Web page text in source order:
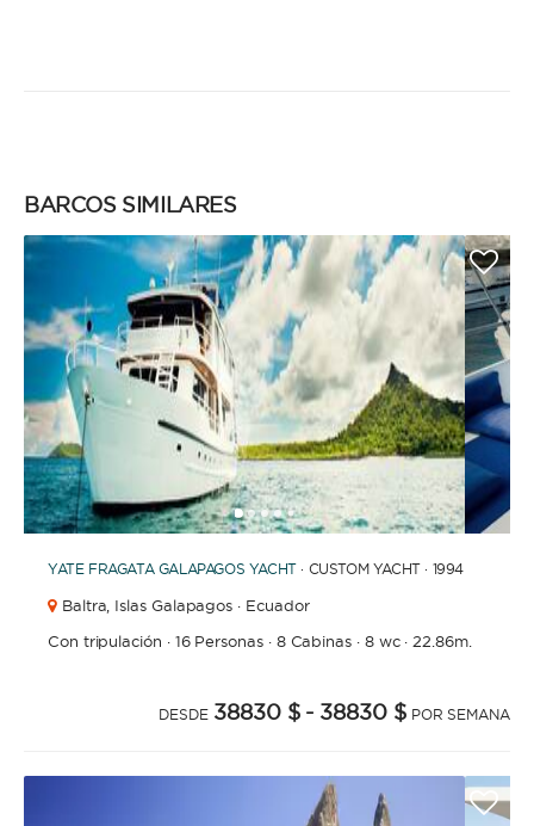
BARCOS SIMILARES
12345 67 891011
YATE FRAGATA GALAPAGOS YACHT· CUSTOM YACHT · 1994
Baltra, Islas Galapagos · Ecuador
Con tripulación · 16 Personas· 8 Cabinas · 8 wc· 22.86m.
DESDE 38830 $ - 38830 $ POR SEMANA